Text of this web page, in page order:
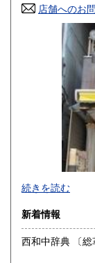
高知県
店舗へのお
最寄駅：神保町駅
営業時間：
定休日：年中
続きを読む
新着情報